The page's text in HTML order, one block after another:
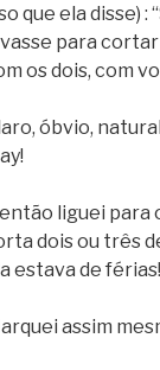
que ela disse) :
para
os dois, com
óbvio,
liguei para
dois ou três
estava de férias!
assim